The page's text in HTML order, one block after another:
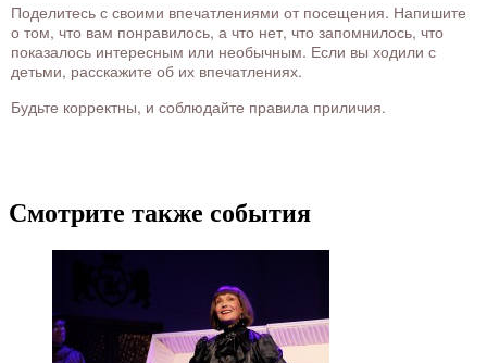
Поделитесь с своими впечатлениями от посещения. Напишите
о том, что вам понравилось, а что нет, что запомнилось, что
показалось интересным или необычным. Если вы ходили с
детьми, расскажите об их впечатлениях.
Будьте корректны, и соблюдайте правила приличия.
Смотрите также события